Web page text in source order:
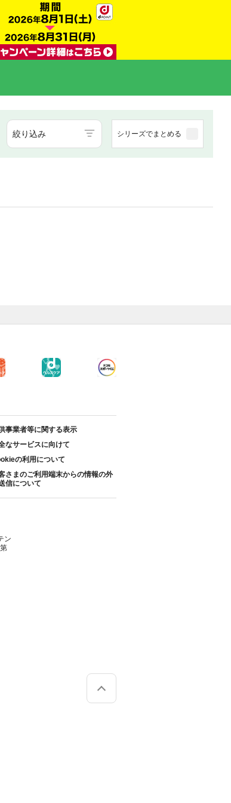
絞り込み シリーズでまとめる
事業者等に関する表示
なサービスに向けて
の利用について
さまのご利用端末からの情報の外
信について
ン